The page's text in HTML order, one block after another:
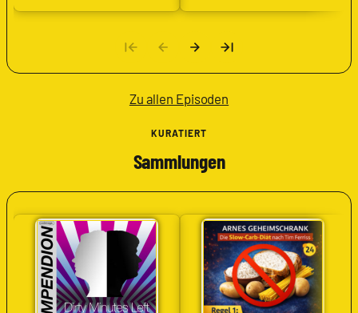
Zu allen Episoden
KURATIERT
Sammlungen